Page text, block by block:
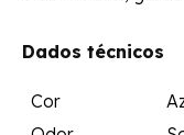
Dados técnicos
Cor